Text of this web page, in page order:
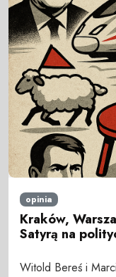
opinia
Kraków,
Satyrą na
Witold Bereś i